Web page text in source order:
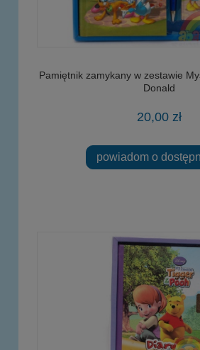
Pamiętnik zamykany w zestawie
Donald
20,00 zł
powiadom o